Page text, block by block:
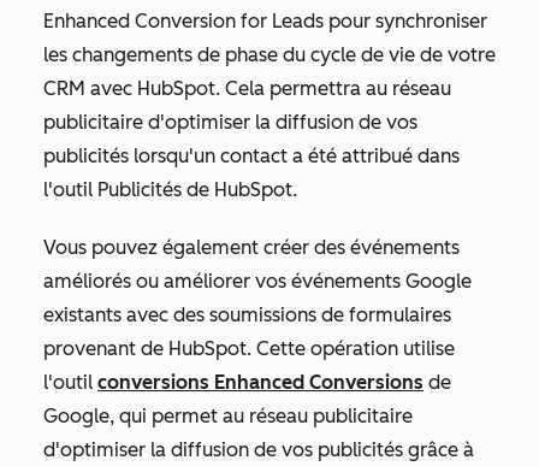
Enhanced Conversion for Leads pour synchroniser
les changements de phase du cycle de vie de votre
CRM avec HubSpot. Cela permettra au réseau
publicitaire d'optimiser la diffusion de vos
publicités lorsqu'un contact a été attribué dans
l'outil Publicités de HubSpot.
Vous pouvez également créer des événements
améliorés ou améliorer vos événements Google
existants avec des soumissions de formulaires
provenant de HubSpot. Cette opération utilise
l'outil conversions Enhanced Conversions de
Google, qui permet au réseau publicitaire
d'optimiser la diffusion de vos publicités grâce à